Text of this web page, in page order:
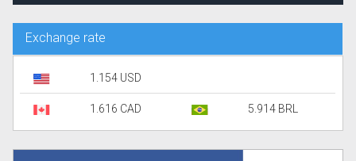
Exchange rate
1.154 USD
1.616 CAD 5.914 BRL